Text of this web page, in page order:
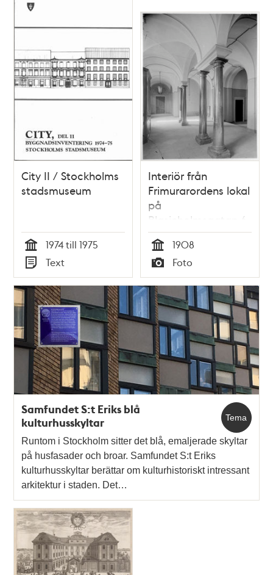
poster
och
City II / Stockholms
stadsmuseum
Tid
1974 till 1975
Typ
Text
Interiör från
Frimurarordens lokal
på
Blasieholmsgatan 6
Tid
1908
Typ
Foto
Tema
Samfundet S:t Eriks blå
kulturhusskyltar
Runtom i Stockholm sitter det blå, emaljerade skyltar
på husfasader och broar. Samfundet S:t Eriks
kulturhusskyltar berättar om kulturhistoriskt intressant
arkitektur i staden. Det…